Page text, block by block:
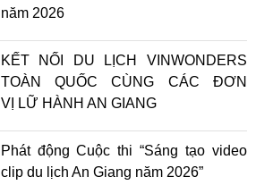
năm 2026
KẾT NỐI DU LỊCH VINWONDERS
TOÀN QUỐC CÙNG CÁC ĐƠN
VỊ LỮ HÀNH AN GIANG
Phát động Cuộc thi “Sáng tạo video
clip du lịch An Giang năm 2026”